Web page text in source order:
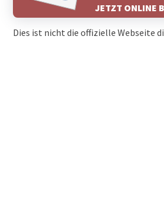
JETZT ONLINE
Dies ist nicht die offizielle Webseite